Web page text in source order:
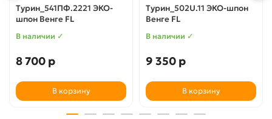
Турин_541ПФ.2221 ЭКО-
шпон Венге FL
В наличии ✓
8 700 р
В корзину
Турин_502U.11 ЭКО-шпон
Венге FL
В наличии ✓
9 350 р
В корзину